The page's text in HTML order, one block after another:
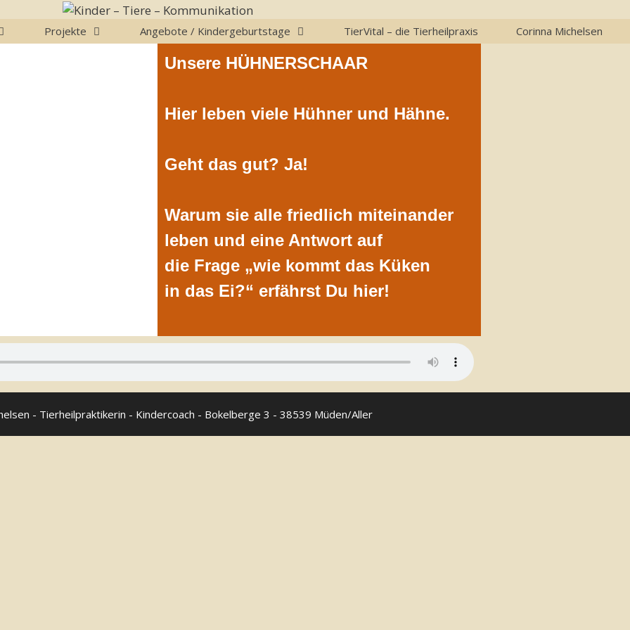
Projekte Angebote / Kindergeburtstage TierVital – die Tierheilpraxis Corinna Michelsen
Unsere HÜHNERSCHAAR
Hier leben viele Hühner und Hähne.
Geht das gut? Ja!
Warum sie alle friedlich miteinander
leben und eine Antwort auf
die Frage „wie kommt das Küken
in das Ei?“ erfährst Du hier!
- Tierheilpraktikerin - Kindercoach - Bokelberge 3 - 38539 Müden/Aller